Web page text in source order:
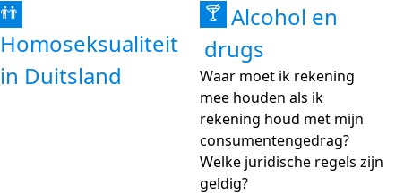
👬
Homoseksualiteit
in Duitsland
🍸 Alcohol en
drugs
Waar moet ik rekening
mee houden als ik
rekening houd met mijn
consumentengedrag?
Welke juridische regels zijn
geldig?